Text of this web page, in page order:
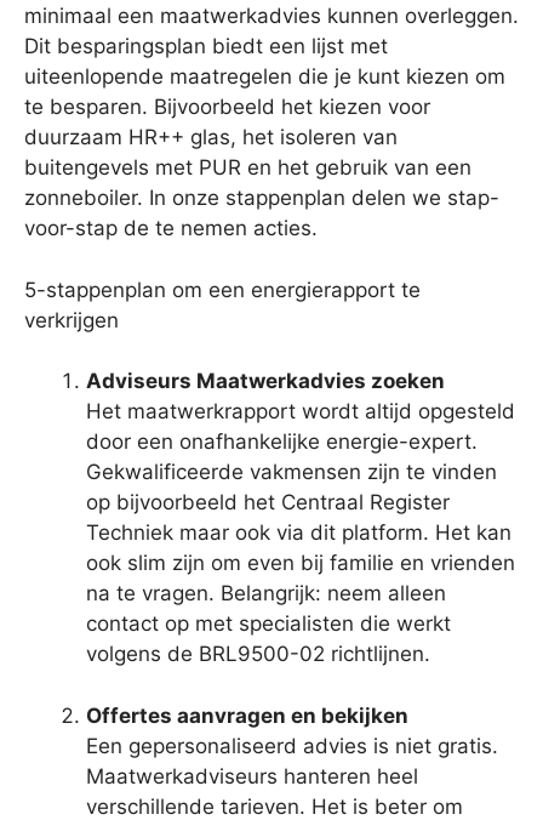
minimaal een maatwerkadvies kunnen overleggen.
Dit besparingsplan biedt een lijst met
uiteenlopende maatregelen die je kunt kiezen om
te besparen. Bijvoorbeeld het kiezen voor
duurzaam HR++ glas, het isoleren van
buitengevels met PUR en het gebruik van een
zonneboiler. In onze stappenplan delen we stap-
voor-stap de te nemen acties.
5-stappenplan om een energierapport te
verkrijgen
Adviseurs Maatwerkadvies zoeken
Het maatwerkrapport wordt altijd opgesteld
door een onafhankelijke energie-expert.
Gekwalificeerde vakmensen zijn te vinden
op bijvoorbeeld het Centraal Register
Techniek maar ook via dit platform. Het kan
ook slim zijn om even bij familie en vrienden
na te vragen. Belangrijk: neem alleen
contact op met specialisten die werkt
volgens de BRL9500-02 richtlijnen.
Offertes aanvragen en bekijken
Een gepersonaliseerd advies is niet gratis.
Maatwerkadviseurs hanteren heel
verschillende tarieven. Het is beter om